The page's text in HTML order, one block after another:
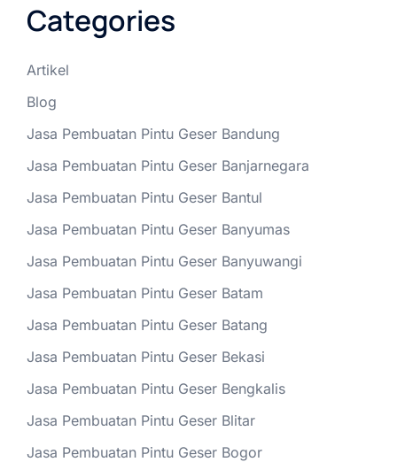
Categories
Artikel
Blog
Jasa Pembuatan Pintu Geser Bandung
Jasa Pembuatan Pintu Geser Banjarnegara
Jasa Pembuatan Pintu Geser Bantul
Jasa Pembuatan Pintu Geser Banyumas
Jasa Pembuatan Pintu Geser Banyuwangi
Jasa Pembuatan Pintu Geser Batam
Jasa Pembuatan Pintu Geser Batang
Jasa Pembuatan Pintu Geser Bekasi
Jasa Pembuatan Pintu Geser Bengkalis
Jasa Pembuatan Pintu Geser Blitar
Jasa Pembuatan Pintu Geser Bogor